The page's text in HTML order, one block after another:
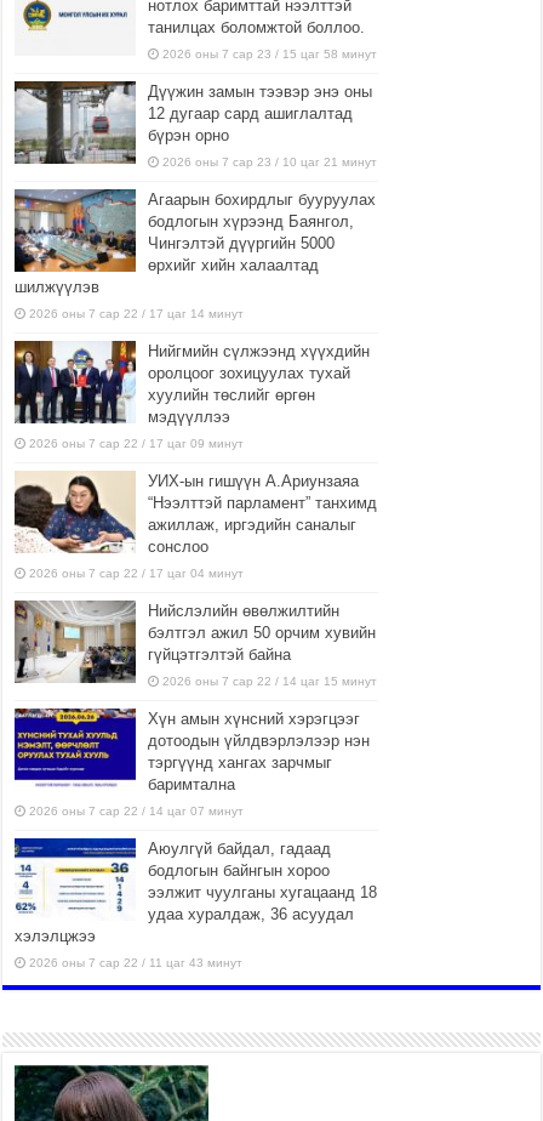
нотлох баримттай нээлттэй
танилцах боломжтой боллоо.
2026 оны 7 сар 23 / 15 цаг 58 минут
Дүүжин замын тээвэр энэ оны
12 дугаар сард ашиглалтад
бүрэн орно
2026 оны 7 сар 23 / 10 цаг 21 минут
Агаарын бохирдлыг бууруулах
бодлогын хүрээнд Баянгол,
Чингэлтэй дүүргийн 5000
өрхийг хийн халаалтад
шилжүүлэв
2026 оны 7 сар 22 / 17 цаг 14 минут
Нийгмийн сүлжээнд хүүхдийн
оролцоог зохицуулах тухай
хуулийн төслийг өргөн
мэдүүллээ
2026 оны 7 сар 22 / 17 цаг 09 минут
УИХ-ын гишүүн А.Ариунзаяа
“Нээлттэй парламент” танхимд
ажиллаж, иргэдийн саналыг
сонслоо
2026 оны 7 сар 22 / 17 цаг 04 минут
Нийслэлийн өвөлжилтийн
бэлтгэл ажил 50 орчим хувийн
гүйцэтгэлтэй байна
2026 оны 7 сар 22 / 14 цаг 15 минут
Хүн амын хүнсний хэрэгцээг
дотоодын үйлдвэрлэлээр нэн
тэргүүнд хангах зарчмыг
баримтална
2026 оны 7 сар 22 / 14 цаг 07 минут
Аюулгүй байдал, гадаад
бодлогын байнгын хороо
ээлжит чуулганы хугацаанд 18
удаа хуралдаж, 36 асуудал
хэлэлцжээ
2026 оны 7 сар 22 / 11 цаг 43 минут
боломжтой-Хүүхэд хөгжүүлэх
төв” байгуулах төсөлд төр,
хувийн хэвшлийн түншлэлийн хүрээнд хамтран
ажиллахыг урьж байна